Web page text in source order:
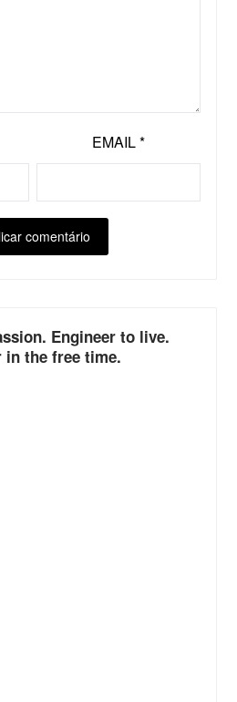
EMAIL*
Engineer to live.
in the free time.